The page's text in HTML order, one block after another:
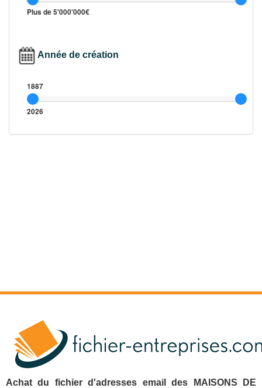
Achat du fichier d'adresses email des MAISONS DE